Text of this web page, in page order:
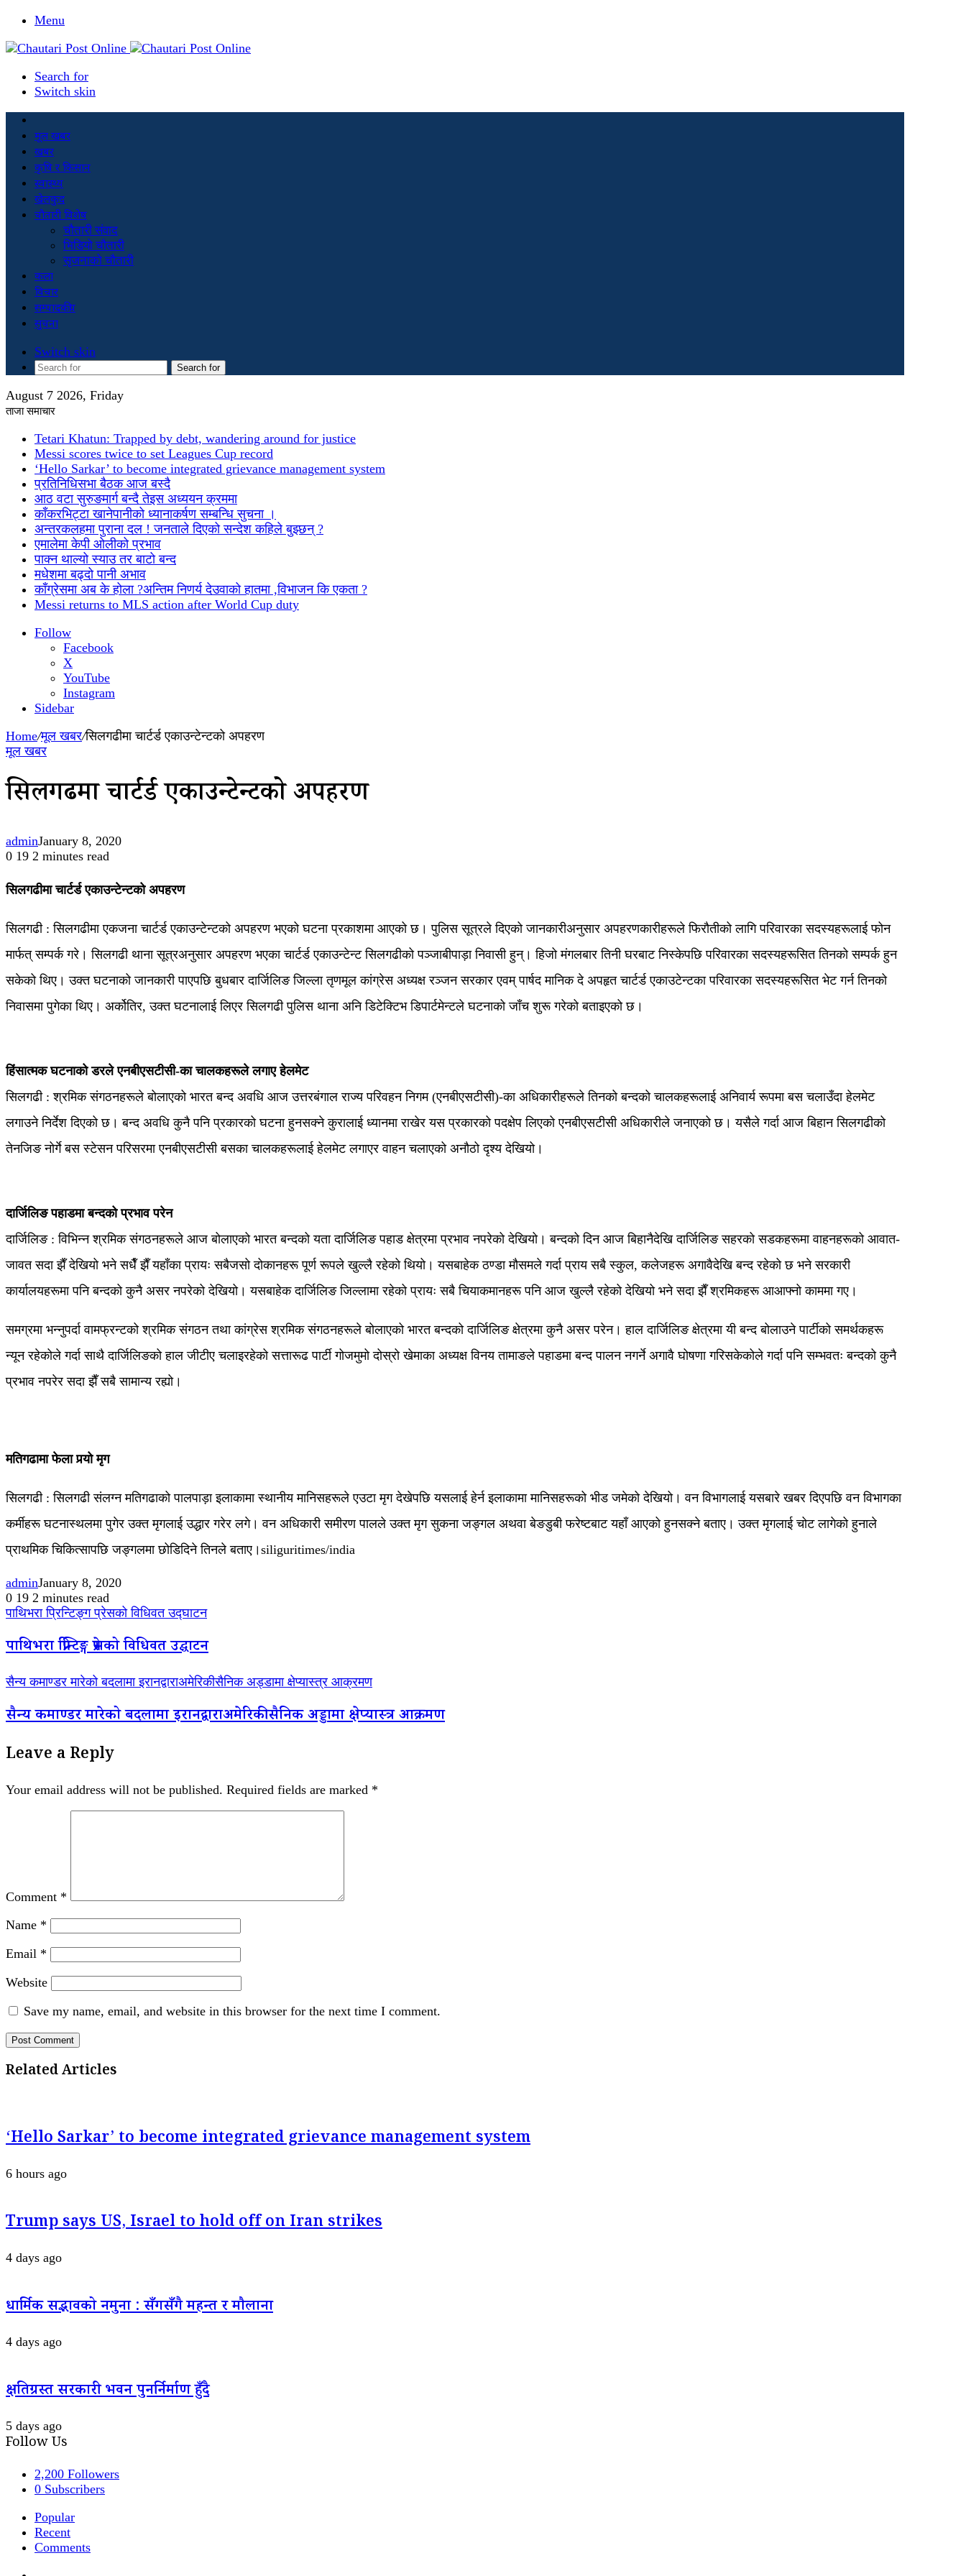
Menu
Search for
Switch skin
मूल खबर
खबर
कृषि र किसान
स्वास्थ्य
खेलकुद
चौतारी विशेष
चौतारी संवाद
भिडियो चौतारी
सृजनाको चौतारी
कला
विचार
सम्पादकीय
सुचना
Switch skin
Search for
August 7 2026, Friday
ताजा समाचार
Tetari Khatun: Trapped by debt, wandering around for justice
Messi scores twice to set Leagues Cup record
‘Hello Sarkar’ to become integrated grievance management system
प्रतिनिधिसभा बैठक आज बस्दै
आठ वटा सुरुङमार्ग बन्दै तेइस अध्ययन क्रममा
काँकरभिट्टा खानेपानीको ध्यानाकर्षण सम्बन्धि सुचना ।
अन्तरकलहमा पुराना दल ! जनताले दिएको सन्देश कहिले बुझ्छन् ?
एमालेमा केपी ओलीको प्रभाव
पाक्न थाल्यो स्याउ तर बाटो बन्द
मधेशमा बढ्दो पानी अभाव
काँग्रेसमा अब के होला ?अन्तिम निणर्य देउवाको हातमा ,विभाजन कि एकता ?
Messi returns to MLS action after World Cup duty
Follow
Facebook
X
YouTube
Instagram
Sidebar
Home/मूल खबर/सिलगढीमा चार्टर्ड एकाउन्टेन्टको अपहरण
मूल खबर
सिलगढीमा चार्टर्ड एकाउन्टेन्टको अपहरण
adminJanuary 8, 2020
0 19 2 minutes read
सिलगढीमा चार्टर्ड एकाउन्टेन्टको अपहरण
सिलगढी : सिलगढीमा एकजना चार्टर्ड एकाउन्टेन्टको अपहरण भएको घटना प्रकाशमा आएको छ। पुलिस सूत्रले दिएको जानकारीअनुसार अपहरणकारीहरूले फिरौतीको लागि परिवारका सदस्यहरूलाई फोन
मार्फत् सम्पर्क गरे। सिलगढी थाना सूत्रअनुसार अपहरण भएका चार्टर्ड एकाउन्टेन्ट सिलगढीको पञ्जाबीपाड़ा निवासी हुन्। हिजो मंगलबार तिनी घरबाट निस्केपछि परिवारका सदस्यहरूसित तिनको सम्पर्क हुन
सकेको थिए। उक्त घटनाको जानकारी पाएपछि बुधबार दार्जिलिङ जिल्ला तृणमूल कांग्रेस अध्यक्ष रञ्जन सरकार एवम् पार्षद मानिक दे अपहृत चार्टर्ड एकाउटेन्टका परिवारका सदस्यहरूसित भेट गर्न तिनको
निवासमा पुगेका थिए। अर्कोतिर, उक्त घटनालाई लिएर सिलगढी पुलिस थाना अनि डिटेक्टिभ डिपार्टमेन्टले घटनाको जाँच शुरू गरेको बताइएको छ।
हिंसात्मक घटनाको डरले एनबीएसटीसी-का चालकहरूले लगाए हेलमेट
सिलगढी : श्रमिक संगठनहरूले बोलाएको भारत बन्द अवधि आज उत्तरबंगाल राज्य परिवहन निगम (एनबीएसटीसी)-का अधिकारीहरूले तिनको बन्दको चालकहरूलाई अनिवार्य रूपमा बस चलाउँदा हेलमेट
लगाउने निर्देश दिएको छ। बन्द अवधि कुनै पनि प्रकारको घटना हुनसक्ने कुरालाई ध्यानमा राखेर यस प्रकारको पदक्षेप लिएको एनबीएसटीसी अधिकारीले जनाएको छ। यसैले गर्दा आज बिहान सिलगढीको
तेनजिङ नोर्गे बस स्टेसन परिसरमा एनबीएसटीसी बसका चालकहरूलाई हेलमेट लगाएर वाहन चलाएको अनौठो दृश्य देखियो।
दार्जिलिङ पहाडमा बन्दको प्रभाव परेन
दार्जिलिङ : विभिन्न श्रमिक संगठनहरूले आज बोलाएको भारत बन्दको यता दार्जिलिङ पहाड क्षेत्रमा प्रभाव नपरेको देखियो। बन्दको दिन आज बिहानैदेखि दार्जिलिङ सहरको सडकहरूमा वाहनहरूको आवात-
जावत सदा झैँ देखियो भने सधैँ झैँ यहाँका प्रायः सबैजसो दोकानहरू पूर्ण रूपले खुल्लै रहेको थियो। यसबाहेक ठण्डा मौसमले गर्दा प्राय सबै स्कुल, कलेजहरू अगावैदेखि बन्द रहेको छ भने सरकारी
कार्यालयहरूमा पनि बन्दको कुनै असर नपरेको देखियो। यसबाहेक दार्जिलिङ जिल्लामा रहेको प्रायः सबै चियाकमानहरू पनि आज खुल्लै रहेको देखियो भने सदा झैँ श्रमिकहरू आआफ्नो काममा गए।
समग्रमा भन्नुपर्दा वामफ्रन्टको श्रमिक संगठन तथा कांग्रेस श्रमिक संगठनहरूले बोलाएको भारत बन्दको दार्जिलिङ क्षेत्रमा कुनै असर परेन। हाल दार्जिलिङ क्षेत्रमा यी बन्द बोलाउने पार्टीको समर्थकहरू
न्यून रहेकोले गर्दा साथै दार्जिलिङको हाल जीटीए चलाइरहेको सत्तारूढ पार्टी गोजमुमो दोस्रो खेमाका अध्यक्ष विनय तामाङले पहाडमा बन्द पालन नगर्ने अगावै घोषणा गरिसकेकोले गर्दा पनि सम्भवतः बन्दको कुनै
प्रभाव नपरेर सदा झैँ सबै सामान्य रह्यो।
मतिगढामा फेला पर्‍यो मृग
सिलगढी : सिलगढी संलग्न मतिगढाको पालपाड़ा इलाकामा स्थानीय मानिसहरूले एउटा मृग देखेपछि यसलाई हेर्न इलाकामा मानिसहरूको भीड जमेको देखियो। वन विभागलाई यसबारे खबर दिएपछि वन विभागका
कर्मीहरू घटनास्थलमा पुगेर उक्त मृगलाई उद्धार गरेर लगे। वन अधिकारी समीरण पालले उक्त मृग सुकना जङ्गल अथवा बेङडुबी फरेष्टबाट यहाँ आएको हुनसक्ने बताए। उक्त मृगलाई चोट लागेको हुनाले
प्राथमिक चिकित्सापछि जङ्गलमा छोडिदिने तिनले बताए।siliguritimes/india
adminJanuary 8, 2020
0 19 2 minutes read
पाथिभरा प्रिन्टिङ्ग प्रेसको विधिवत उद्घाटन
पाथिभरा प्रिन्टिङ्ग प्रेसको विधिवत उद्घाटन
सैन्य कमाण्डर मारेको बदलामा इरानद्वाराअमेरिकीसैनिक अड्डामा क्षेप्यास्त्र आक्रमण
सैन्य कमाण्डर मारेको बदलामा इरानद्वाराअमेरिकीसैनिक अड्डामा क्षेप्यास्त्र आक्रमण
Leave a Reply
Your email address will not be published. Required fields are marked *
Comment *
Name *
Email *
Website
Save my name, email, and website in this browser for the next time I comment.
Related Articles
‘Hello Sarkar’ to become integrated grievance management system
6 hours ago
Trump says US, Israel to hold off on Iran strikes
4 days ago
धार्मिक सद्भावको नमुना : सँगसँगै महन्त र मौलाना
4 days ago
क्षतिग्रस्त सरकारी भवन पुनर्निर्माण हुँदै
5 days ago
Follow Us
2,200 Followers
0 Subscribers
Popular
Recent
Comments